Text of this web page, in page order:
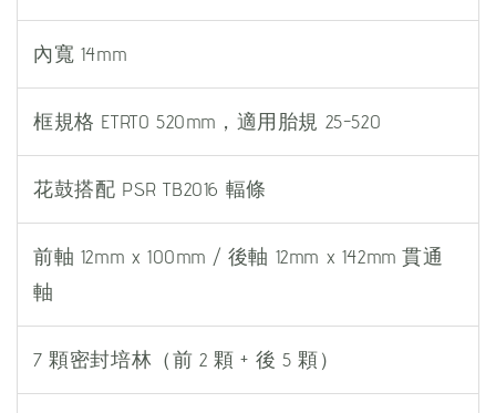
內寬 14mm
框規格 ETRTO 520mm，適用胎規 25-520
花鼓搭配 PSR TB2016 輻條
前軸 12mm x 100mm / 後軸 12mm x 142mm 貫通
軸
7 顆密封培林（前 2 顆 + 後 5 顆）